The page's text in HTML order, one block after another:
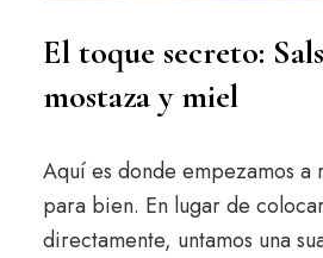
El toque secreto:
mostaza y miel
Aquí es donde empezamos a
para bien. En lugar de
directamente, untamos una